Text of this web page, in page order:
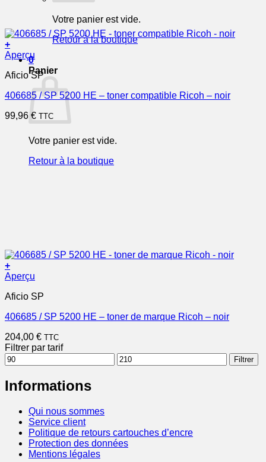
Votre panier est vide.
Retour à la boutique
0
Panier
Votre panier est vide.
Retour à la boutique
+
Aperçu
Aficio SP
406685 / SP 5200 HE – toner compatible Ricoh – noir
99,96 € TTC
+
Aperçu
Aficio SP
406685 / SP 5200 HE – toner de marque Ricoh – noir
204,00 € TTC
Filtrer par tarif
Prix
min
Prix
max
Filtrer
Informations
Qui nous sommes
Service client
Politique de retours cartouches d’encre
Protection des données
Mentions légales